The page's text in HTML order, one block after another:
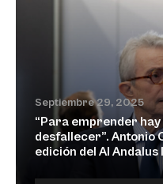
Septiembre 29, 2025
“Para emprender
desfallecer”. Antonio
edición del Al